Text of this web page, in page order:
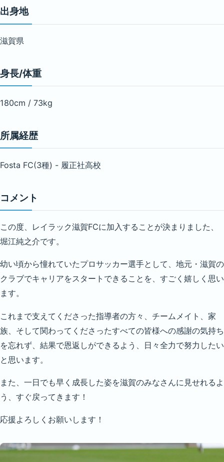
出身地
滋賀県
身長/体重
180cm / 73kg
所属経歴
Fosta FC(3種) - 履正社高校
コメント
この度、レイラック滋賀FCに加入することが決まりました、
堀江純之介です。
幼い頃から憧れていたプロサッカー選手として、地元・滋賀の
クラブでキャリアをスタートできることを、すごく嬉しく思い
ます。
これまで支えてくださった指導者の方々、チームメイト、家
族、そして関わってくださったすべての皆様への感謝の気持ち
を忘れず、結果で恩返しができるよう、日々全力で努力したい
と思います。
また、一日でも早く成長した姿を滋賀のみなさんに見せれるよ
う、すぐ戻ってきます！
応援よろしくお願いします！